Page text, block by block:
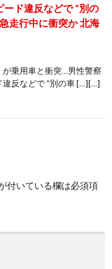
ド違反などで “別の
走行中に衝突か 北海
が乗用車と衝突…男性警察
反などで “別の車 […][…]
付いている欄は必須項